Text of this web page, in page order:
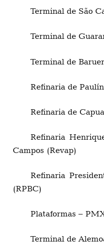
Terminal de São
Terminal de
Terminal de
Refinaria de
Refinaria de
Refinaria
Campos (Revap)
Refinaria
(RPBC)
Plataformas –
Terminal de